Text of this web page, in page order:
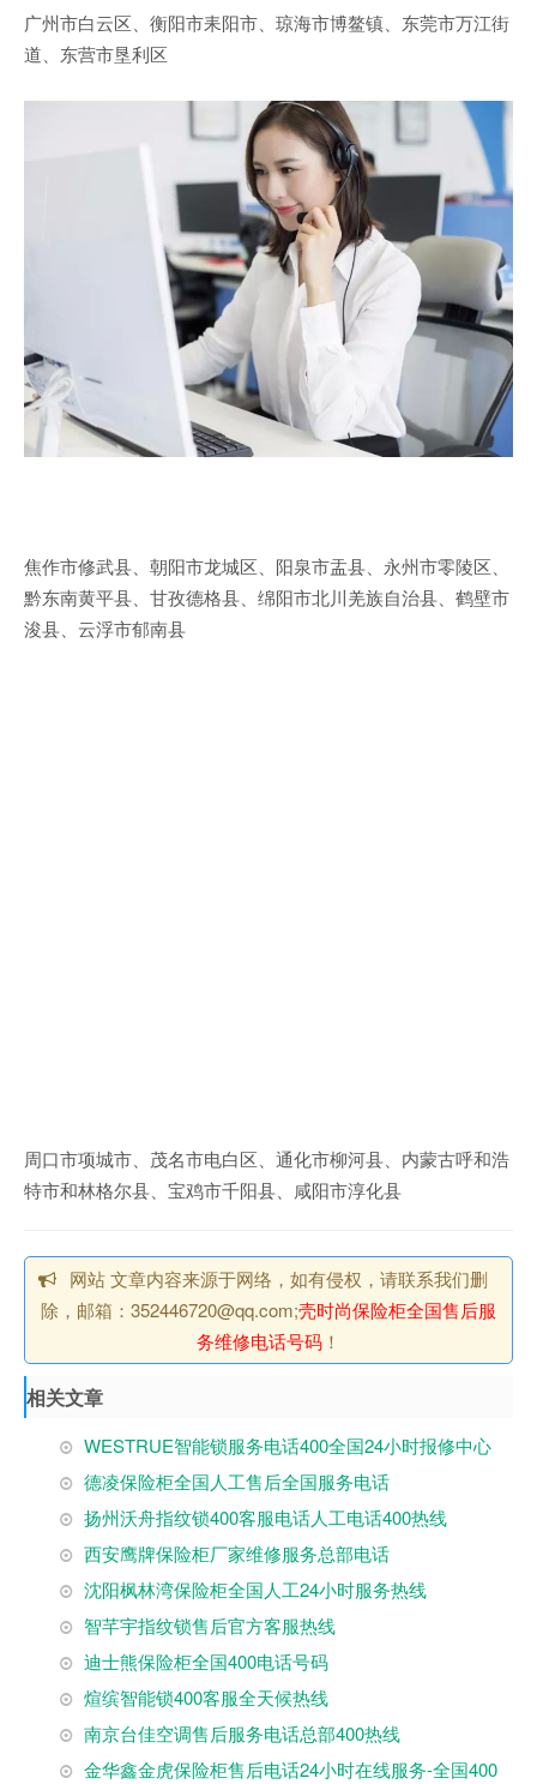
广州市白云区、衡阳市耒阳市、琼海市博鳌镇、东莞市万江街
道、东营市垦利区
焦作市修武县、朝阳市龙城区、阳泉市盂县、永州市零陵区、
黔东南黄平县、甘孜德格县、绵阳市北川羌族自治县、鹤壁市
浚县、云浮市郁南县
周口市项城市、茂名市电白区、通化市柳河县、内蒙古呼和浩
特市和林格尔县、宝鸡市千阳县、咸阳市淳化县
网站 文章内容来源于网络，如有侵权，请联系我们删
除，邮箱：352446720@qq.com;壳时尚保险柜全国售后服
务维修电话号码 ！
相关文章
WESTRUE智能锁服务电话400全国24小时报修中心
德凌保险柜全国人工售后全国服务电话
扬州沃舟指纹锁400客服电话人工电话400热线
西安鹰牌保险柜厂家维修服务总部电话
沈阳枫林湾保险柜全国人工24小时服务热线
智芊宇指纹锁售后官方客服热线
迪士熊保险柜全国400电话号码
煊缤智能锁400客服全天候热线
南京台佳空调售后服务电话总部400热线
金华鑫金虎保险柜售后电话24小时在线服务-全国400